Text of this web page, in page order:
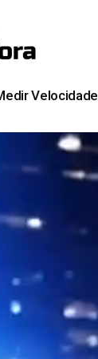
Velocidade